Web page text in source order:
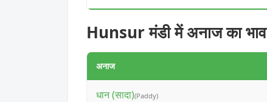
Hunsur मंडी में अनाज का भाव
अनाज
धान (सादा)(Paddy)